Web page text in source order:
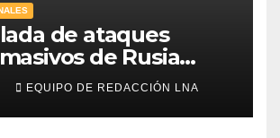
de ataques
de Rusia
y centros
eleva la tensión
ucraniano
EQUIPO DE REDACCIÓN LNA